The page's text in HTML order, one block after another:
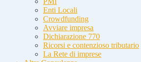
Enti Locali
Crowdfunding
Avviare impresa
Dichiarazione 770
Ricorsi e contenzioso tributario
La Rete di imprese